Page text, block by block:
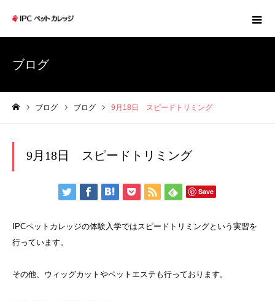
ブログ
ブログ ブログ 9月18日 スピードトリミング
9月18日 スピードトリミング
Save
IPCペットカレッジの体験入学ではスピードトリミングという実習を
行っています。
その他、ウィッグカットやペットエステも行っております。